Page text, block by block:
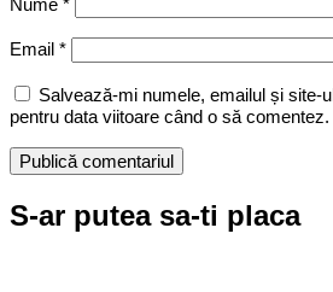
Email *
Salvează-mi numele, emailul și site-
pentru data viitoare când o să comentez.
S-ar putea sa-ti placa